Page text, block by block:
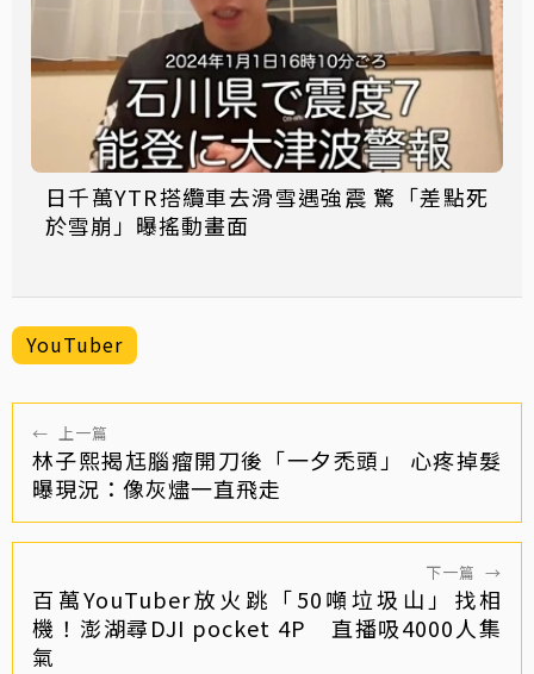
日千萬YTR搭纜車去滑雪遇強震 驚「差點死
於雪崩」曝搖動畫面
YouTuber
← 上一篇
林子熙揭尪腦瘤開刀後「一夕禿頭」 心疼掉髮
曝現況：像灰燼一直飛走
下一篇 →
百萬YouTuber放火跳「50噸垃圾山」找相
機！澎湖尋DJI pocket 4P 直播吸4000人集
氣